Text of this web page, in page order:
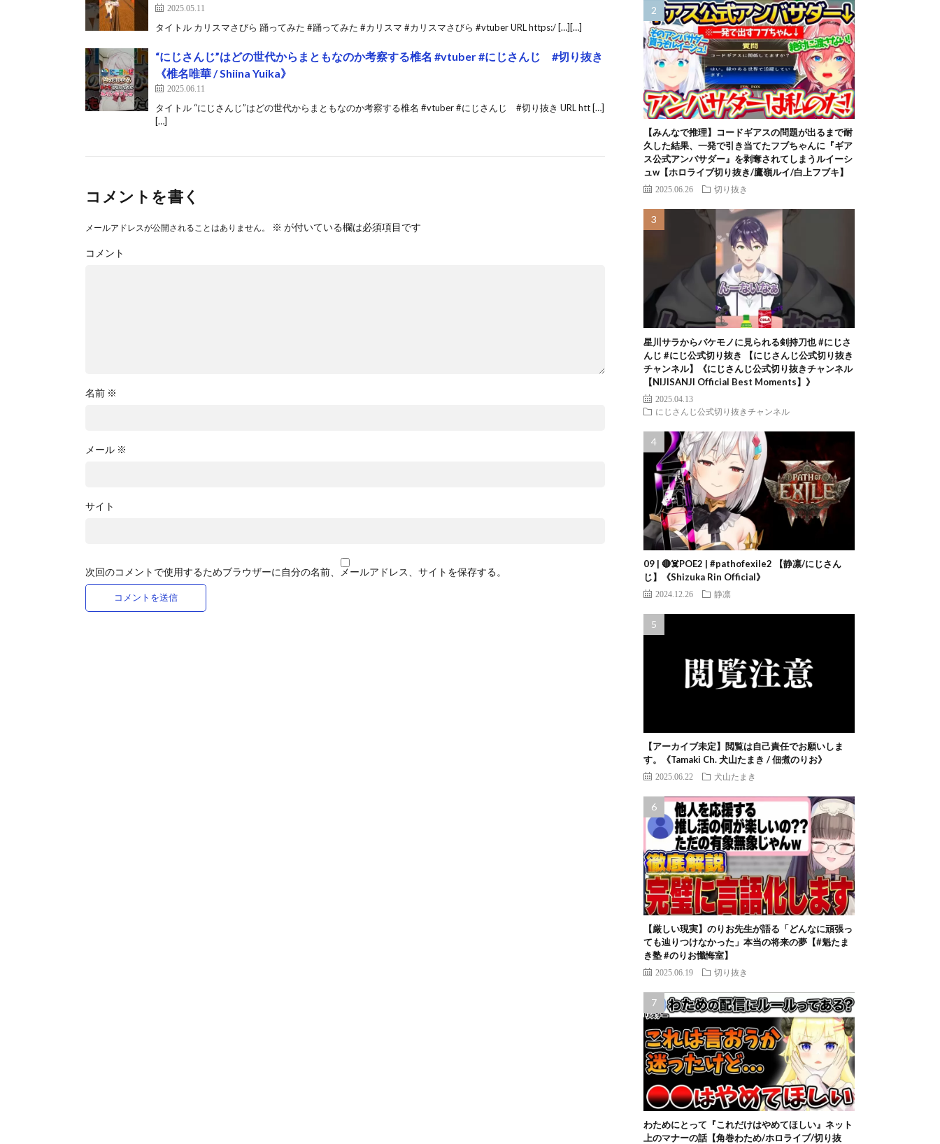
2025.05.11
タイトル カリスマさびら 踊ってみた #踊ってみた #カリスマ #カリスマさびら #vtuber URL https:/ […][…]
“にじさんじ”はどの世代からまともなのか考察する椎名 #vtuber #にじさんじ #切り抜き
《椎名唯華 / Shiina Yuika》
2025.06.11
タイトル “にじさんじ”はどの世代からまともなのか考察する椎名 #vtuber #にじさんじ #切り抜き URL htt […]
[…]
コメントを書く
メールアドレスが公開されることはありません。 ※ が付いている欄は必須項目です
コメント
名前 ※
メール ※
サイト
次回のコメントで使用するためブラウザーに自分の名前、メールアドレス、サイトを保存する。
【みんなで推理】コードギアスの問題が出るまで耐
久した結果、一発で引き当てたフブちゃんに『ギア
ス公式アンバサダー』を剥奪されてしまうルイーシ
ュw【ホロライブ切り抜き/鷹嶺ルイ/白上フブキ】
2025.06.26 切り抜き
星川サラからバケモノに見られる剣持刀也 #にじさ
んじ #にじ公式切り抜き 【にじさんじ公式切り抜き
チャンネル】《にじさんじ公式切り抜きチャンネル
【NIJISANJI Official Best Moments】》
2025.04.13
にじさんじ公式切り抜きチャンネル
09 | 🔴☠️POE2 | #pathofexile2 【静凛/にじさん
じ】《Shizuka Rin Official》
2024.12.26 静凛
【アーカイブ未定】閲覧は自己責任でお願いしま
す。《Tamaki Ch. 犬山たまき / 佃煮のりお》
2025.06.22 犬山たまき
【厳しい現実】のりお先生が語る「どんなに頑張っ
ても辿りつけなかった」本当の将来の夢【#魁たま
き塾 #のりお懺悔室】
2025.06.19 切り抜き
わためにとって『これだけはやめてほしい』ネット
上のマナーの話【角巻わため/ホロライブ/切り抜